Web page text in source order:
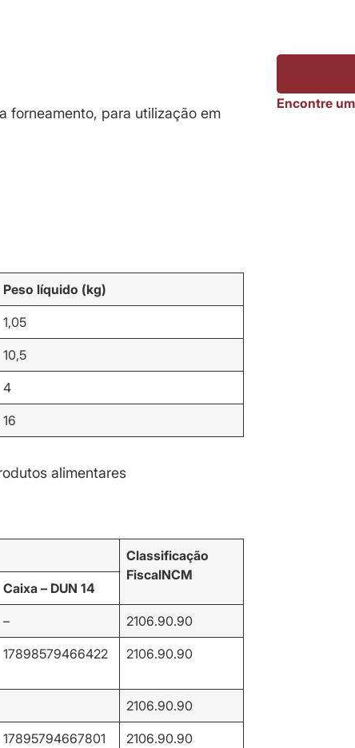
forneamento, para utilização em
Peso líquido (kg)
1,05
10,5
4
16
alimentares
Classificação
FiscalNCM
Caixa – DUN 14
– 2106.90.90
17898579466422 2106.90.90
2106.90.90
17895794667801 2106.90.90
Encontre